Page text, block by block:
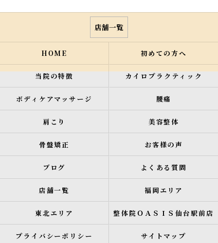
店舗一覧
HOME 初めての方へ
当院の特徴 カイロプラクティック
ボディケアマッサージ 腰痛
肩こり 美容整体
骨盤矯正 お客様の声
ブログ よくある質問
店舗一覧 福岡エリア
東北エリア 整体院ＯＡＳＩＳ仙台駅前店
プライバシーポリシー サイトマップ